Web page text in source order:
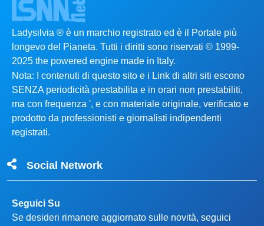
Ladysilvia ® è un marchio registrato ed è il Portale più
longevo del Pianeta. Tutti i diritti sono riservati © 1999-
2025 the powered engine made in Italy.
Nota: I contenuti di questo sito e i Link di altri siti escono
SENZA periodicità prestabilita e in orari non prestabiliti,
ma con frequenza ', e con materiale originale, verificato e
prodotto da professionisti e giornalisti indipendenti
registrati.
Social Network
Seguici Su
Se desideri rimanere aggiornato sulle novità, seguici